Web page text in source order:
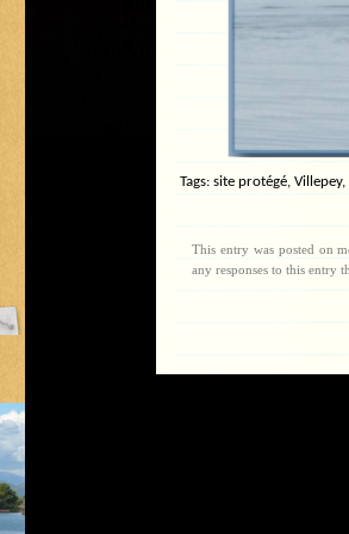
Tags: site protégé, Villepey,
This entry was posted on
any responses to this entry